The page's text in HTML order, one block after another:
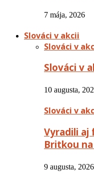
7 mája, 2026
Slováci v akcii
Slováci v
Slováci v
10 augusta,
Slováci v
Vyradili aj
Britkou
9 augusta, 2026